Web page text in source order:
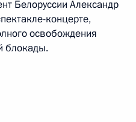
Белоруссии Александр
концерте,
освобождения
блокады.